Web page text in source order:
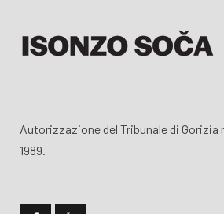
Autorizzazione del Tribunale di Gorizia
1989.